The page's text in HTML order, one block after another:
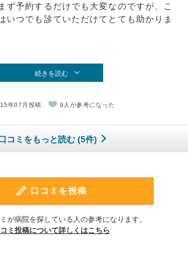
ず予約するだけでも大変なのですが、こ
いつでも診ていただけてとても助かりま
続きを読む
年07月投稿 9人が参考になった
コミをもっと読む (5件)
口コミを投稿
が病院を探している人の参考になります。
ミ投稿について詳しくはこちら